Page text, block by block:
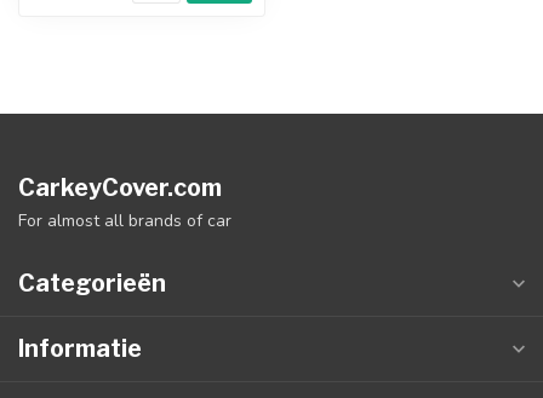
CarkeyCover.com
For almost all brands of car
Categorieën
Informatie